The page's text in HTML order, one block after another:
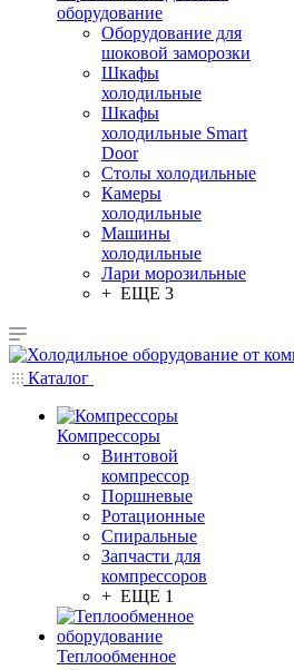
оборудование
Оборудование для
шоковой заморозки
Шкафы
холодильные
Шкафы
холодильные Smart
Door
Столы холодильные
Камеры
холодильные
Машины
холодильные
Лари морозильные
+ ЕЩЕ 3
Каталог
Компрессоры
Винтовой
компрессор
Поршневые
Ротационные
Спиральные
Запчасти для
компрессоров
+ ЕЩЕ 1
Теплообменное